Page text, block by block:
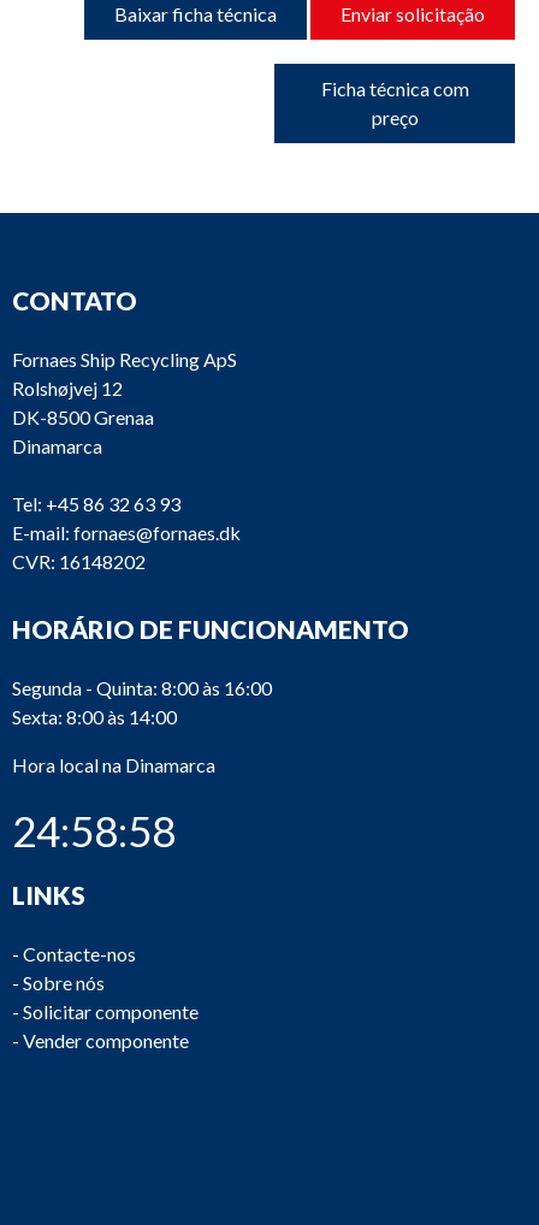
Baixar ficha técnica Enviar solicitação
Ficha técnica com
preço
CONTATO
Fornaes Ship Recycling ApS
Rolshøjvej 12
DK-8500 Grenaa
Dinamarca
Tel: +45 86 32 63 93
E-mail: fornaes@fornaes.dk
CVR: 16148202
HORÁRIO DE FUNCIONAMENTO
Segunda - Quinta: 8:00 às 16:00
Sexta: 8:00 às 14:00
Hora local na Dinamarca
24:58:58
LINKS
- Contacte-nos
- Sobre nós
- Solicitar componente
- Vender componente